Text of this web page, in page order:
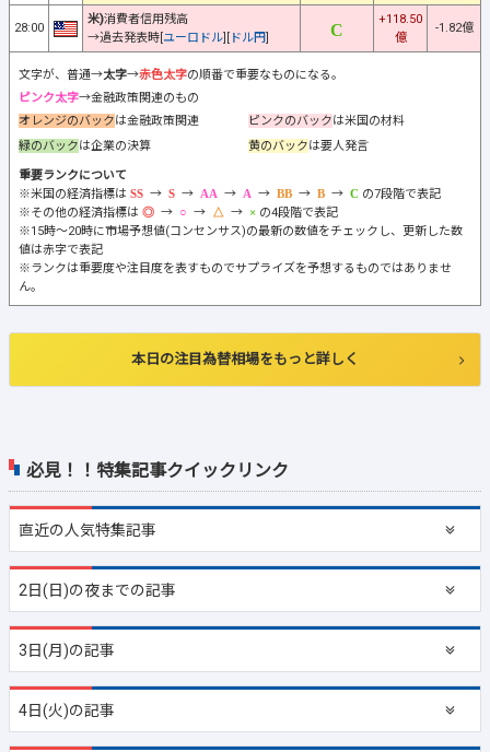
必見！！特集記事クイックリンク
直近の人気特集記事
2日(日)の夜までの記事
3日(月)の記事
4日(火)の記事
28:00
米)消費者信用残高
→過去発表時[ ユーロドル ドル円
+118.50
億
-1.82億
文字が、普通→太字→赤色太字の順番で重要なものになる。
ピンク太字→金融政策関連のもの
オレンジのバックは金融政策関連 ピンクのバックは米国の材料
緑のバックは企業の決算 黄のバックは要人発言
重要ランクについて
※米国の経済指標は
→ → → → → →
の7段階で表記
※その他の経済指標は
→ → →
の4段階で表記
※15時～20時に市場予想値(コンセンサス)の最新の数値をチェックし、更新した数
値は赤字で表記
※ランクは重要度や注目度を表すものでサプライズを予想するものではありませ
ん。
本日の注目為替相場をもっと詳しく